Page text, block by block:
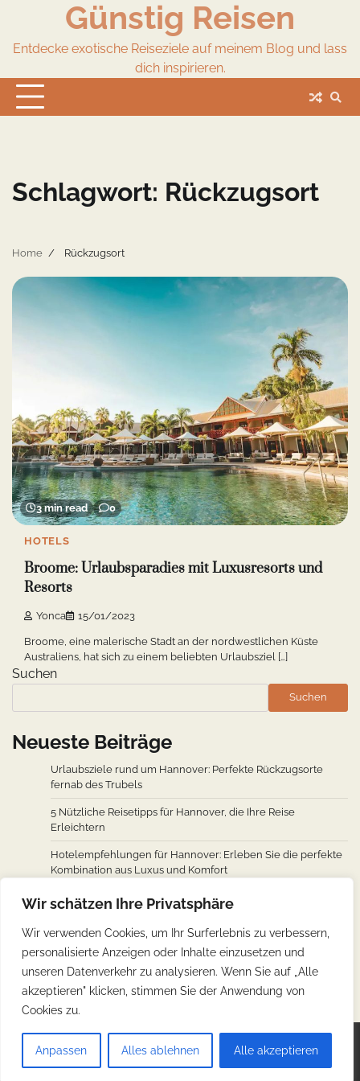
Wir schätzen Ihre Privatsphäre
Wir verwenden Cookies, um Ihr Surferlebnis zu verbessern,
personalisierte Anzeigen oder Inhalte einzusetzen und
unseren Datenverkehr zu analysieren. Wenn Sie auf „Alle
akzeptieren" klicken, stimmen Sie der Anwendung von
Cookies zu.
Anpassen Alles ablehnen Alle akzeptieren
content
Günstig Reisen
Entdecke exotische Reiseziele auf meinem Blog und lass
dich inspirieren.
Schlagwort: Rückzugsort
Home Rückzugsort
3 min read 0
HOTELS
Broome: Urlaubsparadies mit Luxusresorts und
Resorts
Yonca 15/01/2023
Broome, eine malerische Stadt an der nordwestlichen Küste
Australiens, hat sich zu einem beliebten Urlaubsziel […]
Suchen
Suchen
Neueste Beiträge
Urlaubsziele rund um Hannover: Perfekte Rückzugsorte
fernab des Trubels
5 Nützliche Reisetipps für Hannover, die Ihre Reise
Erleichtern
Hotelempfehlungen für Hannover: Erleben Sie die perfekte
Kombination aus Luxus und Komfort
Wie man von den wichtigsten Städten weltweit nach
Hannover fliegt: Ein Überblick über Flugverbindungen
Hannovers kulinarische Reise: Unverzichtbare traditionelle
deutsche Köstlichkeiten
Copyright © 2026 Günstig Reisen Impressum
|